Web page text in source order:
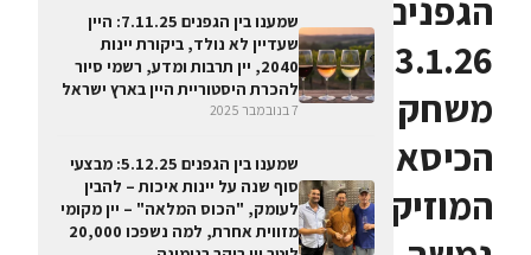
הגפנים
23.1.26:
משחק
הכיסאות
המוזיקליים
שמענו בין הגפנים 7.11.25: היין
שעדיין לא נולד, ביקורת יינות
2040, יין תרבות ומדע, רשמי סיור
להכרת היסטוריית היין בארץ ישראל
7 בנובמבר 2025
שמענו בין הגפנים 5.12.25: מבצעי
סוף שנה על יינות איכות – להבין
לעומק, "הכוס המלאה" – יין מקומי
מזווית אחרת, למה נשפכו 20,000